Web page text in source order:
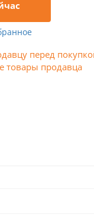
перед
товары продавца